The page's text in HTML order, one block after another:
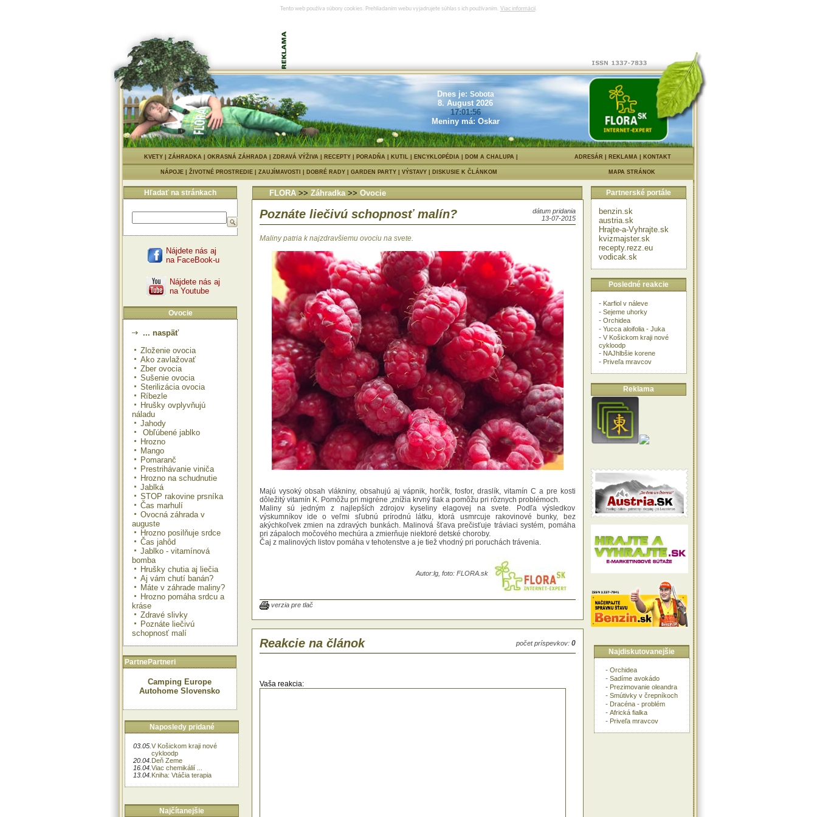
Tento web používa súbory cookies. Prehliadaním webu vyjadrujete súhlas s ich používaním. Viac informácií.
Dnes je: Sobota
8. August 2026
17:01:56
Meniny má: Oskar
KVETY ZÁHRADKA OKRASNÁ ZÁHRADA ZDRAVÁ VÝŽIVA RECEPTY PORADŇA KUTIL ENCYKLOPÉDIA DOM A CHALUPA ADRESÁR REKLAMA KONTAKT
NÁPOJE ŽIVOTNÉ PROSTREDIE ZAUJÍMAVOSTI DOBRÉ RADY GARDEN PARTY VÝSTAVY| DISKUSIE K ČLÁNKOM MAPA STRÁNOK
Hľadať na stránkach
Nájdete nás aj
na FaceBook-u
Nájdete nás aj
na Youtube
Ovocie
... naspäť
Zloženie ovocia
Ako zavlažovať
Zber ovocia
Sušenie ovocia
Sterilizácia ovocia
Ríbezle
Hrušky ovplyvňujú
náladu
Jahody
Obľúbené jablko
Hrozno
Mango
Pomaranč
Prestrihávanie viniča
Hrozno na schudnutie
Jablká
STOP rakovine prsníka
Čas marhulí
Ovocná záhrada v
auguste
Hrozno posilňuje srdce
Čas jahôd
Jablko - vitamínová
bomba
Hrušky chutia aj liečia
Aj vám chutí banán?
Máte v záhrade maliny?
Hrozno pomáha srdcu a
kráse
Zdravé slivky
Poznáte liečivú
schopnosť malí
PartnePartneri
Camping Europe
Autohome Slovensko
Naposledy pridané
03.05. V Košickom kraji nové
cykloodp
20.04. Deň Zeme
16.04. Viac chemikálií ...
13.04. Kniha: Vtáčia terapia
Najčítanejšie
FLORA>> Záhradka>> Ovocie
Poznáte liečivú schopnosť malín?
dátum pridania
13-07-2015
Maliny patria k najzdravšiemu ovociu na svete.
Majú vysoký obsah vlákniny, obsahujú aj vápnik, horčík, fosfor, draslík, vitamín C a pre kosti
dôležitý vitamín K. Pomôžu pri migréne ,znížia krvný tlak a pomôžu pri rôznych problémoch.
Maliny sú jedným z najlepších zdrojov kyseliny elagovej na svete. Podľa výsledkov
výskumníkov ide o veľmi sľubnú prírodnú látku, ktorá usmrcuje rakovinové bunky, bez
akýchkoľvek zmien na zdravých bunkách. Malinová šťava prečisťuje tráviaci systém, pomáha
pri zápaloch močového mechúra a zmierňuje niektoré detské choroby.
Čaj z malinových listov pomáha v tehotenstve a je tiež vhodný pri poruchách trávenia.
Autor:lg, foto: FLORA.sk
verzia pre tlač
Reakcie na článok počet príspevkov: 0
Vaša reakcia:
Partnerské portále
benzin.sk
austria.sk
Hrajte-a-Vyhrajte.sk
kvizmajster.sk
recepty.rezz.eu
vodicak.sk
Posledné reakcie
- Karfiol v náleve
- Sejeme uhorky
- Orchidea
- Yucca aloifolia - Juka
- V Košickom kraji nové
cykloodp
- NAJhlbšie korene
- Priveľa mravcov
Reklama
Najdiskutovanejšie
- Orchidea
- Sadíme avokádo
- Prezimovanie oleandra
- Smútivky v črepníkoch
- Dracéna - problém
- Africká fialka
- Priveľa mravcov